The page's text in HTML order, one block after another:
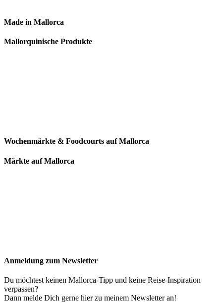
Made in Mallorca
Mallorquinische Produkte
Wochenmärkte & Foodcourts auf Mallorca
Märkte auf Mallorca
Anmeldung zum Newsletter
Du möchtest keinen Mallorca-Tipp und keine Reise-Inspiration
verpassen?
Dann melde Dich gerne hier zu meinem Newsletter an!